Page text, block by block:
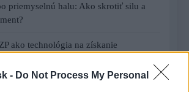
- Do Not Process My Personal
priemyselnú halu: Ako skrotiť silu a
ako technológia na získanie
ilúzie: Ako si aj z jemných vlasov